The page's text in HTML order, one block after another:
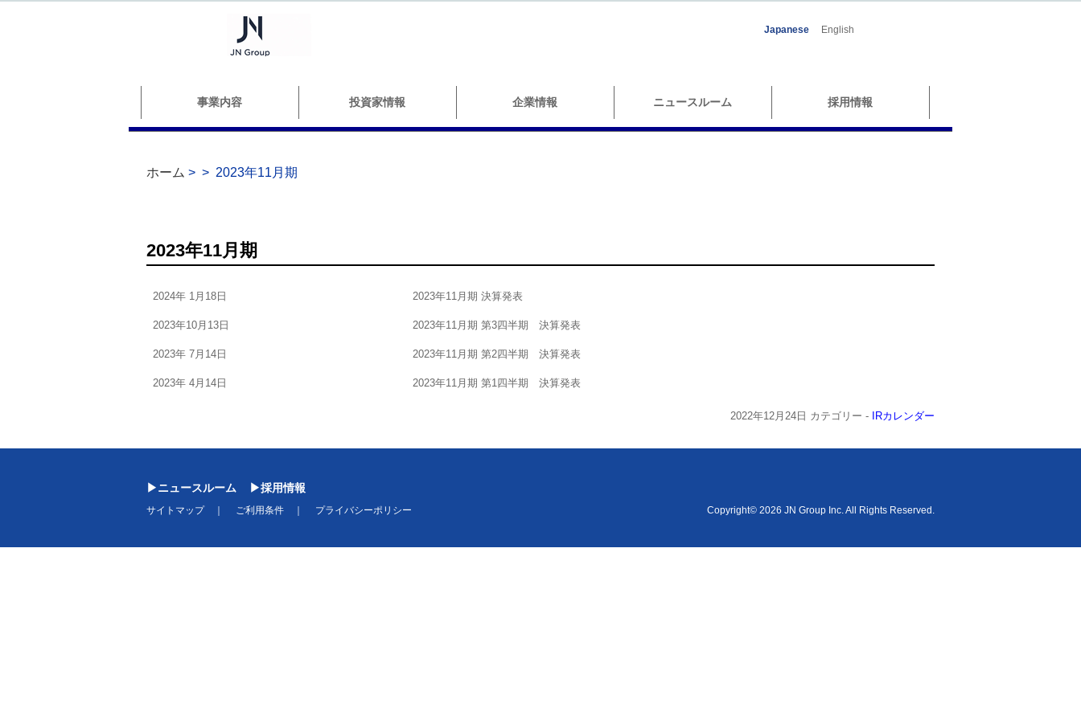
Japanese English
事業内容 投資家情報 企業情報 ニュースルーム 採用情報
ホーム > > 2023年11月期
2023年11月期
2024年 1月18日 2023年11月期 決算発表
2023年10月13日 2023年11月期 第3四半期 決算発表
2023年 7月14日 2023年11月期 第2四半期 決算発表
2023年 4月14日 2023年11月期 第1四半期 決算発表
2022年12月24日 カテゴリー - IRカレンダー
ニュースルーム 採用情報
サイトマップ ご利用条件 プライバシーポリシー Copyright© 2026 JN Group Inc. All Rights Reserved.